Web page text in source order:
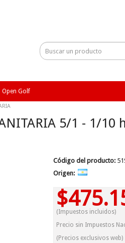
Open Golf
5/1 - 1/10
Código del producto:
Origen:
(Impuestos incluidos)
Precio sin Impuestos
(Precios exclusivos web)